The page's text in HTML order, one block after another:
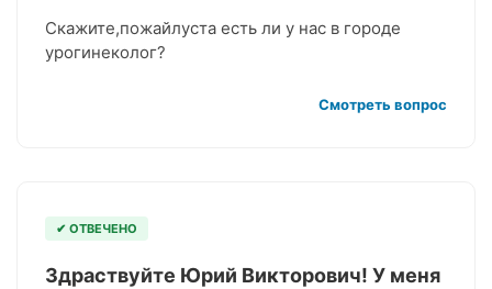
Скажите,пожайлуста есть ли у нас в городе
урогинеколог?
Смотреть вопрос
✔ ОТВЕЧЕНО
Здраствуйте Юрий Викторович! У меня